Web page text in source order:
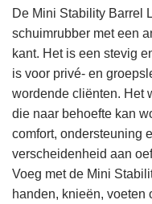
De Mini Stability Barrel
schuimrubber met een
kant. Het is een stevig
is voor privé- en
wordende cliënten. Het
die naar behoefte kan
comfort, ondersteuning
verscheidenheid aan
Voeg met de Mini
handen, knieën,